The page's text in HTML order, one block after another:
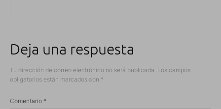
Deja una respuesta
Tu dirección de correo electrónico no será publicada. Los campos
obligatorios están marcados con *
Comentario *